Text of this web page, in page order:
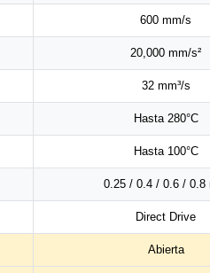
600 mm/s
20,000 mm/s²
32 mm³/s
Hasta 280°C
Hasta 100°C
0.25 / 0.4 / 0.6 / 0.8
Direct Drive
Abierta